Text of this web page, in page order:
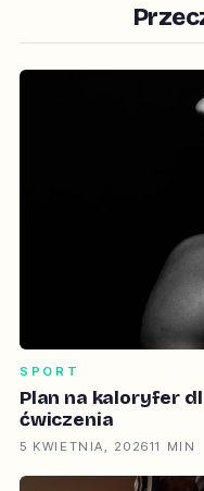
SPORT
Plan na kaloryfer
ćwiczenia
5 KWIETNIA, 202611 MIN